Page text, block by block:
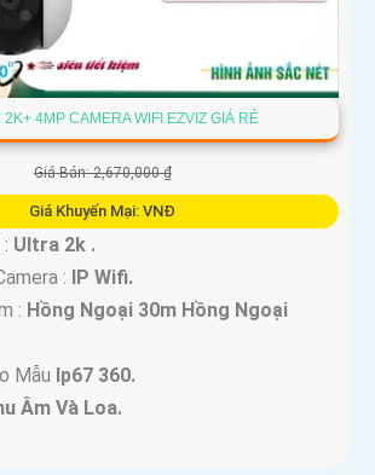
4MP CAMERA WIFI EZVIZ GIÁ RẺ
Giá Bán: 2,670,000 ₫
Giá Khuyến Mại: VNĐ
️
Ultra 2k .
:
IP Wifi.
: Hồng Ngoại 30m Hồng Ngoại
Mẫu Ip67 360.
Âm Và Loa.